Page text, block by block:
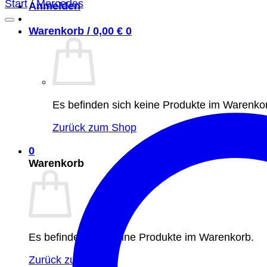
Anmelden
Warenkorb / 0,00 € 0
Es befinden sich keine Produkte im
Zurück zum Shop
0
Warenkorb
Es befinden sich keine Produkte im Warenkorb.
Zurück zum Shop
Start / Mercedes